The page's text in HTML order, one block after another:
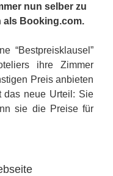
nun selber zu
als Booking.com.
“Bestpreisklausel”
ihre Zimmer
Preis anbieten
das neue Urteil: Sie
sie die Preise für